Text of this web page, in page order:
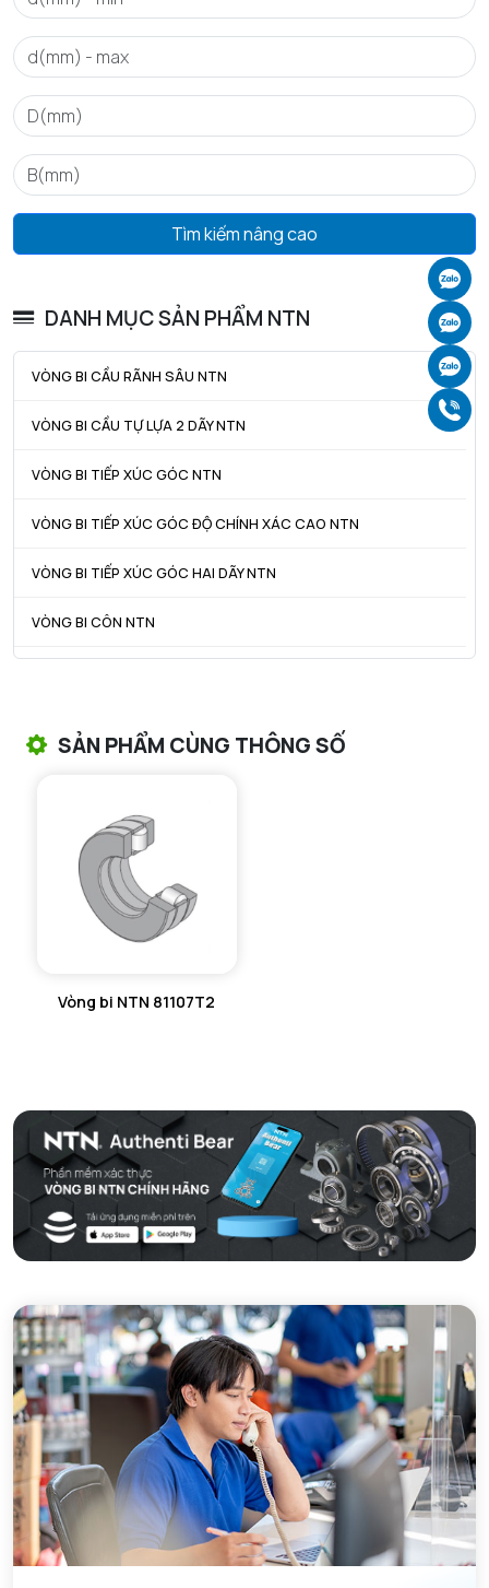
Tìm kiếm nâng cao
DANH MỤC SẢN PHẨM NTN
VÒNG BI CẦU RÃNH SÂU NTN
VÒNG BI CẦU TỰ LỰA 2 DÃY NTN
VÒNG BI TIẾP XÚC GÓC NTN
VÒNG BI TIẾP XÚC GÓC ĐỘ CHÍNH XÁC CAO NTN
VÒNG BI TIẾP XÚC GÓC HAI DÃY NTN
VÒNG BI CÔN NTN
VÒNG BI KIM NTN
VÒNG BI CHẶN TRỤC NTN
VÒNG BI LĂN TRỤ ĐẨY NTN
GỐI ĐỠ 2 NỬA NTN
MÁY GIA NHIỆT NTN
Tmax - Nhiệt độ hoạt động tối đa 120 °C
SẢN PHẨM CÙNG THÔNG SỐ
Vòng bi NTN 81107T2